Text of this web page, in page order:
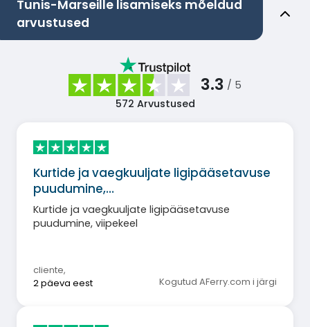
Tunis-Marseille lisamiseks mõeldud
arvustused
3.3 / 5
572 Arvustused
Kurtide ja vaegkuuljate ligipääsetavuse
puudumine,…
Kurtide ja vaegkuuljate ligipääsetavuse
puudumine, viipekeel
cliente,
2 päeva eest
Kogutud AFerry.com i järgi